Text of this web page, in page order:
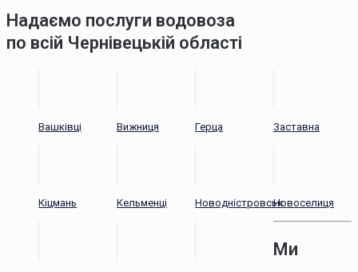
Надаємо послуги водовоза
по всій Чернівецькій області
Вашківці Вижниця Герца Заставна
Кіцмань Кельменці НоводністровськНовоселиця
Ми